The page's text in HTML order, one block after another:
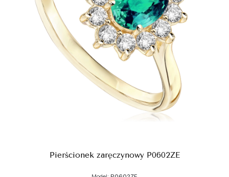
Pierścionek zaręczynowy P0602ZE